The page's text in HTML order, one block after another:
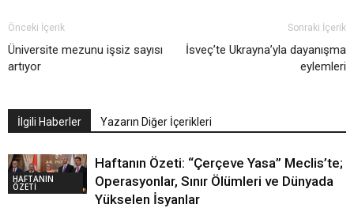
Önceki İçerik
Üniversite mezunu işsiz sayısı
artıyor
Sonraki İçerik
İsveç’te Ukrayna’yla dayanışma
eylemleri
İlgili Haberler Yazarın Diğer İçerikleri
HAFTANIN
ÖZETİ
Haftanın Özeti: “Çerçeve Yasa” Meclis’te;
Operasyonlar, Sınır Ölümleri ve Dünyada
Yükselen İsyanlar